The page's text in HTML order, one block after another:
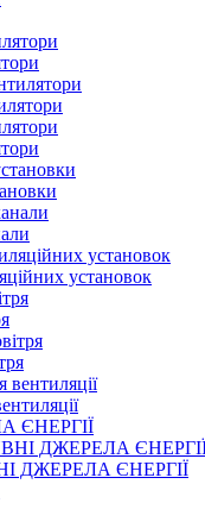
установок
ЄНЕРГІЇ
ДЖЕРЕЛА ЄНЕРГІЇ